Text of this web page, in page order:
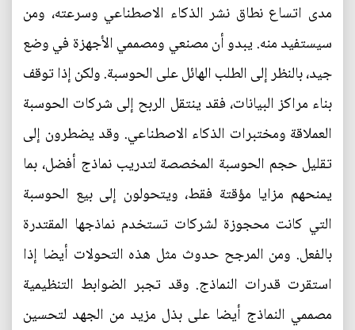
مدى اتساع نطاق نشر الذكاء الاصطناعي وسرعته، ومن
سيستفيد منه. يبدو أن مصنعي ومصممي الأجهزة في وضع
جيد، بالنظر إلى الطلب الهائل على الحوسبة. ولكن إذا توقف
بناء مراكز البيانات، فقد ينتقل الربح إلى شركات الحوسبة
العملاقة ومختبرات الذكاء الاصطناعي. وقد يضطرون إلى
تقليل حجم الحوسبة المخصصة لتدريب نماذج أفضل، بما
يمنحهم مزايا مؤقتة فقط، ويتحولون إلى بيع الحوسبة
التي كانت محجوزة لشركات تستخدم نماذجها المقتدرة
بالفعل. ومن المرجح حدوث مثل هذه التحولات أيضا إذا
استقرت قدرات النماذج. وقد تجبر الضوابط التنظيمية
مصممي النماذج أيضا على بذل مزيد من الجهد لتحسين